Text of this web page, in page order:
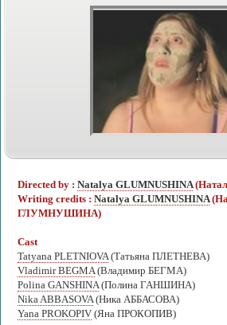
Directed by : Natalya GLUMNUSHINA
Writing credits : Natalya GLUMNUSHINA
ГЛУМНУШИНА)
Cast
Tatyana PLETNIOVA (Татьяна ПЛЕТНЕВА)
Vladimir BEGMA (Владимир БЕГМА)
Polina GANSHINA (Полина ГАНШИНА)
Nika ABBASOVA (Ника АББАСОВА)
Yana PROKOPIV (Яна ПРОКОПИВ)